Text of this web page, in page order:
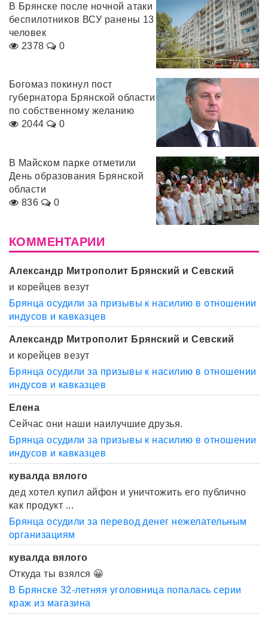
В Брянске после ночной атаки
беспилотников ВСУ ранены 13
человек
2378
0
Богомаз покинул пост
губернатора Брянской области
по собственному желанию
2044
0
В Майском парке отметили
День образования Брянской
области
836
0
КОММЕНТАРИИ
Александр Митрополит Брянский и Севский
и корейцев везут
Брянца осудили за призывы к насилию в отношении
индусов и кавказцев
Александр Митрополит Брянский и Севский
и корейцев везут
Брянца осудили за призывы к насилию в отношении
индусов и кавказцев
Елена
Сейчас они наши наилучшие друзья.
Брянца осудили за призывы к насилию в отношении
индусов и кавказцев
кувалда вялого
дед хотел купил айфон и уничтожить его публично
как продукт ...
Брянца осудили за перевод денег нежелательным
организациям
кувалда вялого
Откуда ты взялся 😀
В Брянске 32-летняя уголовница попалась серии
краж из магазина